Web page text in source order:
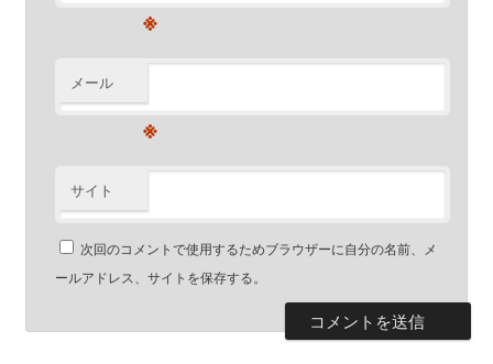
※
メール
※
サイト
次回のコメントで使用するためブラウザーに自分の名前、メ
ールアドレス、サイトを保存する。